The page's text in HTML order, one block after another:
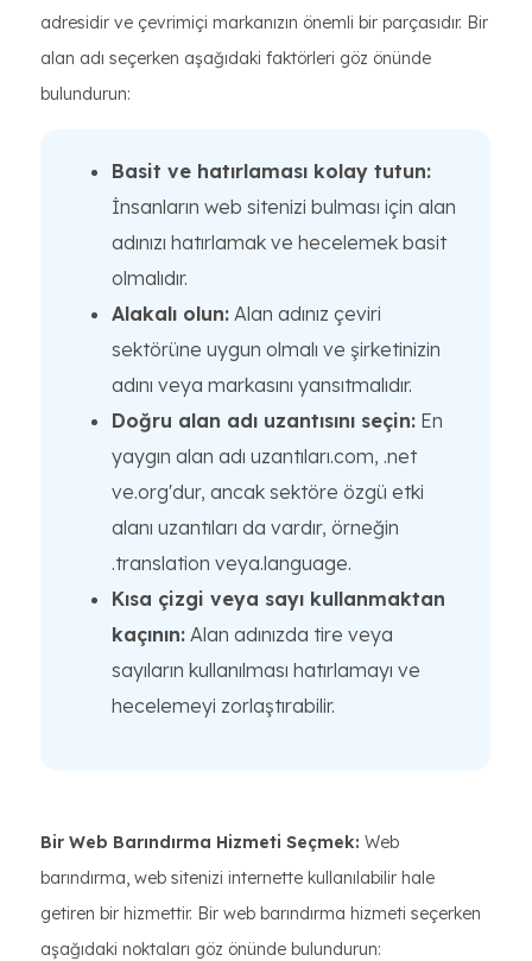
adresidir ve çevrimiçi markanızın önemli bir parçasıdır. Bir
alan adı seçerken aşağıdaki faktörleri göz önünde
bulundurun:
Basit ve hatırlaması kolay tutun:
İnsanların web sitenizi bulması için alan
adınızı hatırlamak ve hecelemek basit
olmalıdır.
Alakalı olun: Alan adınız çeviri
sektörüne uygun olmalı ve şirketinizin
adını veya markasını yansıtmalıdır.
Doğru alan adı uzantısını seçin: En
yaygın alan adı uzantıları.com, .net
ve.org'dur, ancak sektöre özgü etki
alanı uzantıları da vardır, örneğin
.translation veya.language.
Kısa çizgi veya sayı kullanmaktan
kaçının: Alan adınızda tire veya
sayıların kullanılması hatırlamayı ve
hecelemeyi zorlaştırabilir.
Bir Web Barındırma Hizmeti Seçmek: Web
barındırma, web sitenizi internette kullanılabilir hale
getiren bir hizmettir. Bir web barındırma hizmeti seçerken
aşağıdaki noktaları göz önünde bulundurun: